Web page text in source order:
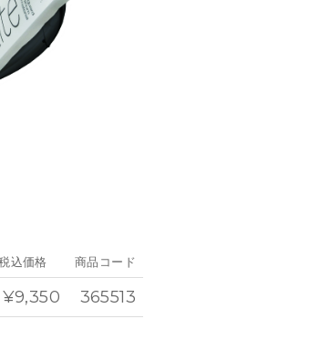
込価格
¥9,350
商品コード
365513